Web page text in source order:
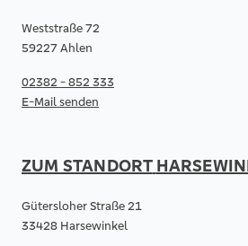
Weststraße 72
59227 Ahlen
02382 - 852 333
E-Mail senden
ZUM STANDORT
Gütersloher Straße 21
33428 Harsewinkel